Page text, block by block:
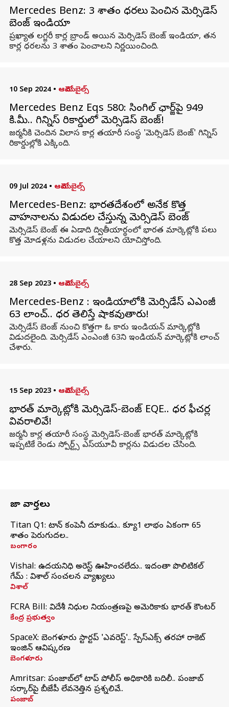
Mercedes Benz: 3 శాతం ధరలు పెంచిన మెర్సిడెస్
బెంజ్ ఇండియా
ప్రఖ్యాత లగ్జరీ కార్ల బ్రాండ్ అయిన మెర్సిడెస్‌ బెంజ్‌ ఇండియా, తన
కార్ల ధరలను 3 శాతం పెంచాలని నిర్ణయించింది.
10 Sep 2024 • ఆటోమొబైల్స్
Mercedes Benz Eqs 580: సింగిల్ ఛార్జ్‌పై 949
కి.మీ.. గిన్నిస్ రికార్డులో మెర్సిడెస్‌ బెంజ్‌!
జర్మనీకి చెందిన విలాస కార్ల తయారీ సంస్థ 'మెర్సిడెస్‌ బెంజ్‌' గిన్నిస్
రికార్డుల్లోకి ఎక్కింది.
09 Jul 2024 • ఆటోమొబైల్స్
Mercedes-Benz: భారతదేశంలో అనేక కొత్త
వాహనాలను విడుదల చేస్తున్న మెర్సిడెస్ బెంజ్
మెర్సిడెస్ బెంజ్ ఈ ఏడాది ద్వితీయార్థంలో భారత మార్కెట్లోకి పలు
కొత్త మోడళ్లను విడుదల చేయాలని యోచిస్తోంది.
28 Sep 2023 • ఆటోమొబైల్స్
Mercedes-Benz : ఇండియాలోకి మెర్సిడేస్ ఎఎంజీ
63 లాంచ్.. ధర తెలిస్తే షాకవుతారు!
మెర్సిడేస్ బెంజ్ నుంచి కొత్తగా ఓ కారు ఇండియన్ మార్కెట్లోకి
విడుదలైంది. మెర్సిడేస్ ఎంఎంజీ 63ని ఇండియన్ మార్కెట్లోకి లాంచ్
చేశారు.
15 Sep 2023 • ఆటోమొబైల్స్
భారత్ మార్కెట్లోకి మెర్సిడెస్-బెంజ్ EQE.. ధర ఫీచర్ల
వివరాలివే!
జర్మనీ కార్ల తయారీ సంస్థ మెర్సిడెస్-బెంజ్ భారత్ మార్కెట్లోకి
ఇప్పటికే రెండు స్పోర్ట్స్ ఎస్‌యూవీ కార్లను విడుదల చేసింది.
తాజా వార్తలు
Titan Q1: టైటాన్ కంపెనీ దూకుడు.. క్యూ1 లాభం ఏకంగా 65
శాతం పెరుగుదల..
బంగారం
Vishal: ఉదయనిధి అరెస్ట్‌ ఊహించలేదు.. ఇదంతా పొలిటికల్
గేమ్ : విశాల్ సంచలన వ్యాఖ్యలు
విశాల్
FCRA Bill: విదేశీ నిధుల నియంత్రణపై అమెరికాకు భారత్‌ కౌంటర్
కేంద్ర ప్రభుత్వం
SpaceX: బెంగళూరు స్టార్టప్‌ 'ఎవరెస్ట్'.. స్పేస్‌ఎక్స్ తరహా రాకెట్‌
ఇంజిన్‌ ఆవిష్కరణ
బెంగళూరు
Amritsar: పంజాబ్‌లో టాప్ పోలీస్ అధికారికి బదిలీ.. పంజాబ్
సర్కార్‌పై బీజేపీ లేవనెత్తిన ప్రశ్నలివే..
పంజాబ్